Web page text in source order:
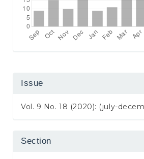
Issue
Vol. 9 No. 18 (2020): (july-
Section